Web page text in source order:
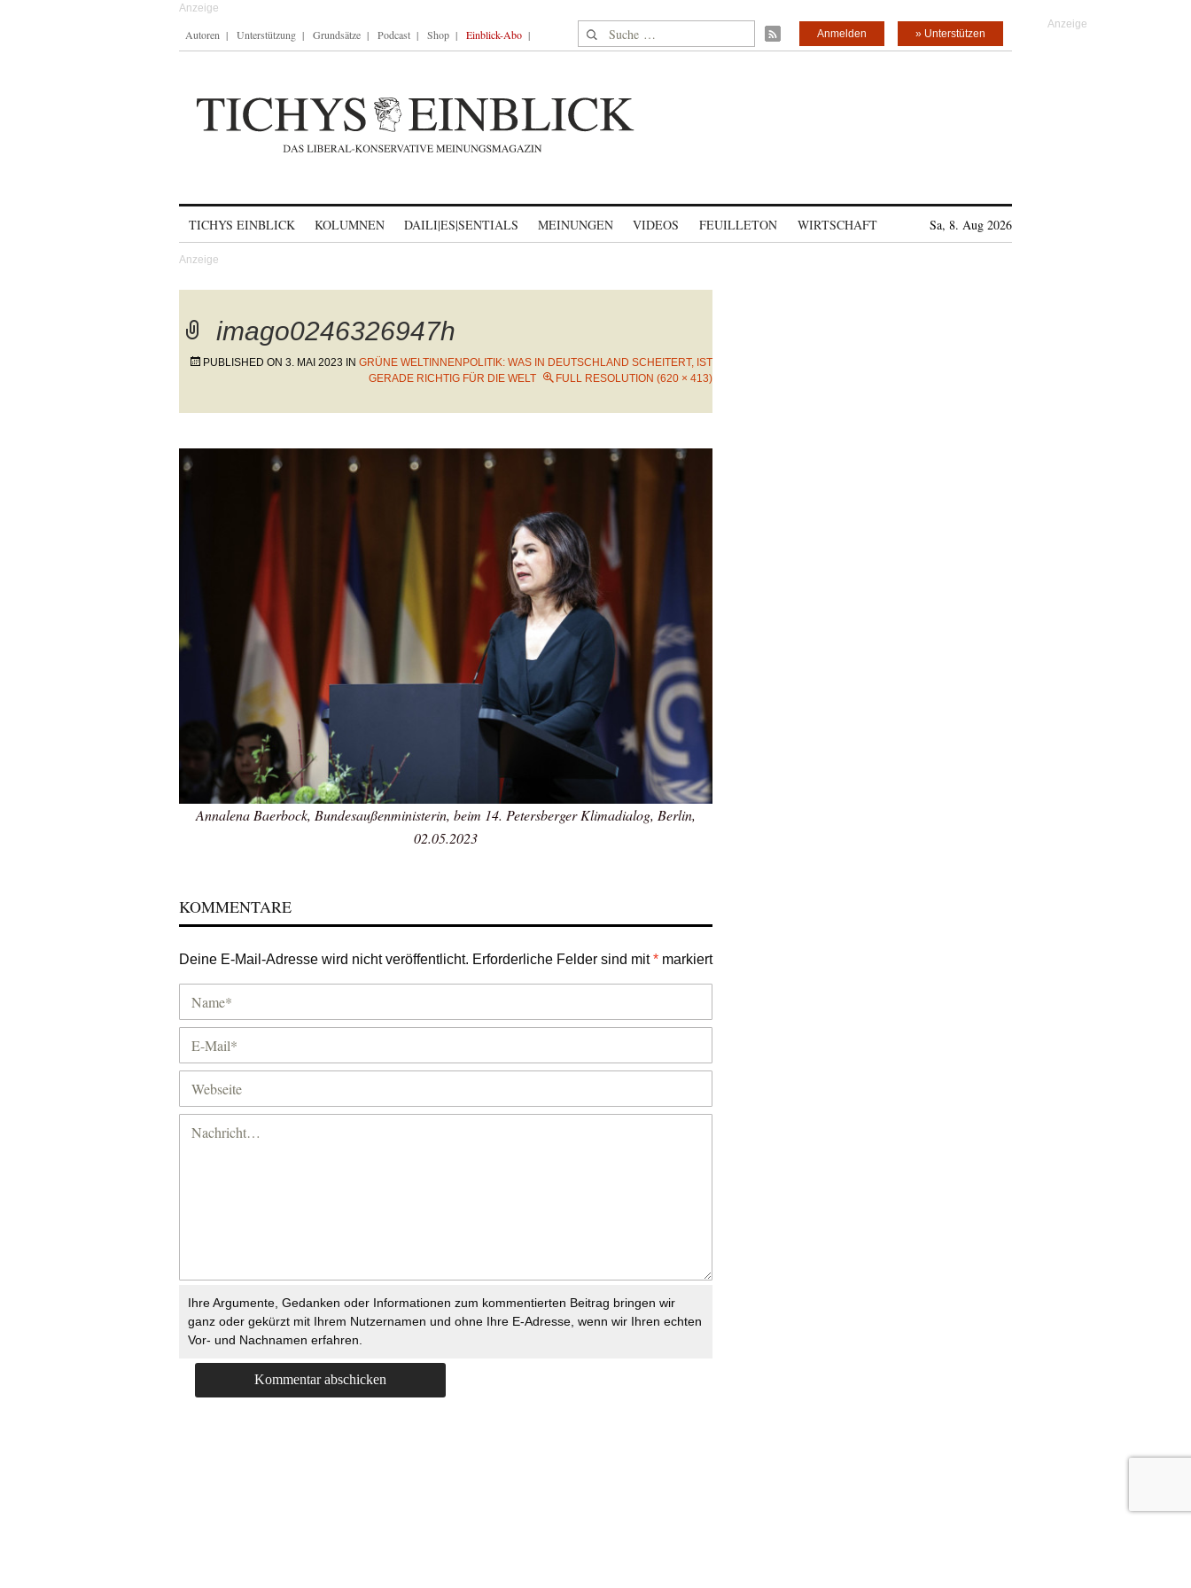
Autoren Unterstützung Grundsätze Podcast Shop Einblick-Abo Suche nach: » Unterstützen
Anmelden
TICHYS EINBLICK KOLUMNEN DAILI|ES|SENTIALS MEINUNGEN VIDEOS FEUILLETON WIRTSCHAFT Sa, 8. Aug 2026
imago0246326947h
PUBLISHED ON 3. MAI 2023 IN GRÜNE WELTINNENPOLITIK: WAS IN DEUTSCHLAND SCHEITERT, IST
GERADE RICHTIG FÜR DIE WELT
FULL RESOLUTION (620 × 413)
Annalena Baerbock, Bundesaußenministerin, beim 14. Petersberger Klimadialog, Berlin,
02.05.2023
KOMMENTARE
Deine E-Mail-Adresse wird nicht veröffentlicht. Erforderliche Felder sind mit* markiert
Ihre Argumente, Gedanken oder Informationen zum kommentierten Beitrag bringen wir
ganz oder gekürzt mit Ihrem Nutzernamen und ohne Ihre E-Adresse, wenn wir Ihren echten
Vor- und Nachnamen erfahren.